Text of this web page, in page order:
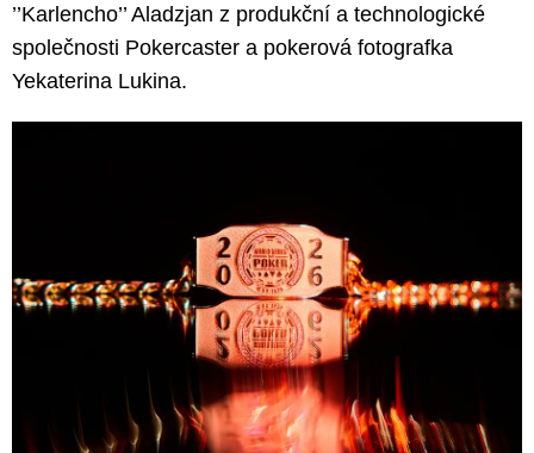
’’Karlencho’’ Aladzjan z produkční a technologické
společnosti Pokercaster a pokerová fotografka
Yekaterina Lukina.